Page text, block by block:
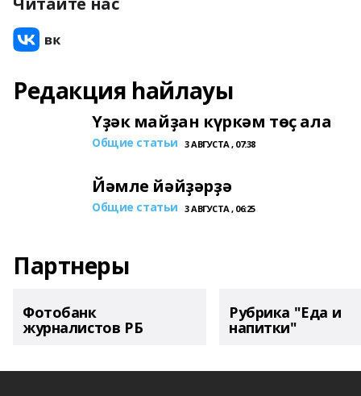
Редакция һайлауы
Үҙәк майҙан күркәм төҫ ала
Общие статьи 3 АВГУСТА , 07:38
Йәмле йәйҙәрҙә
Общие статьи 3 АВГУСТА , 06:25
Партнеры
Фотобанк
журналистов РБ
Рубрика "Еда и
напитки"